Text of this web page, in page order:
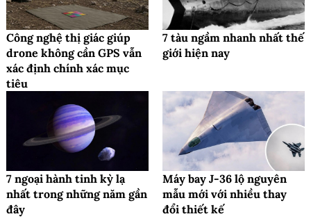
Công nghệ thị giác giúp
drone không cần GPS vẫn
xác định chính xác mục
tiêu
7 tàu ngầm nhanh nhất thế
giới hiện nay
7 ngoại hành tinh kỳ lạ
nhất trong những năm gần
đây
Máy bay J-36 lộ nguyên
mẫu mới với nhiều thay
đổi thiết kế